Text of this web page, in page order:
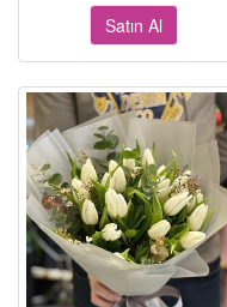
Satın Al